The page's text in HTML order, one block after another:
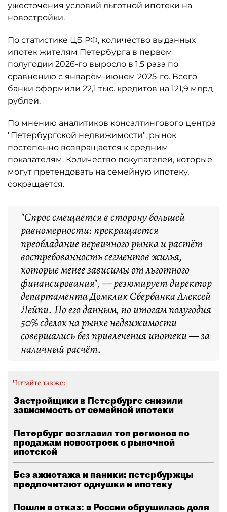
ужесточения условий льготной ипотеки на
новостройки.
По статистике ЦБ РФ, количество выданных
ипотек жителям Петербурга в первом
полугодии 2026-го выросло в 1,5 раза по
сравнению с январём-июнем 2025-го. Всего
банки оформили 22,1 тыс. кредитов на 121,9 млрд
рублей.
По мнению аналитиков консалтингового центра
"Петербургской недвижимости", рынок
постепенно возвращается к средним
показателям. Количество покупателей, которые
могут претендовать на семейную ипотеку,
сокращается.
"Спрос смещается в сторону большей
равномерности: прекращается
преобладание первичного рынка и растёт
востребованность сегментов жилья,
которые менее зависимы от льготного
финансирования", — резюмирует директор
департамента Домклик Сбербанка Алексей
Лейпи. По его данным, по итогам полугодия
50% сделок на рынке недвижимости
совершались без привлечения ипотеки — за
наличный расчёт.
Читайте также:
Застройщики в Петербурге снизили
зависимость от семейной ипотеки
Петербург возглавил топ регионов по
продажам новостроек с рыночной
ипотекой
Без ажиотажа и паники: петербуржцы
предпочитают однушки и ипотеку
Пошли в отказ: в России обрушилась доля